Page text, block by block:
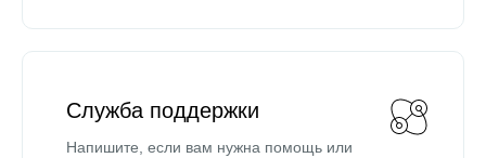
Служба поддержки
Напишите, если вам нужна помощь или